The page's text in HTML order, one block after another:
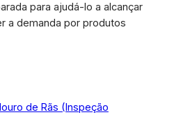
para ajudá-lo a alcançar
a demanda por produtos
de Rãs (Inspeção